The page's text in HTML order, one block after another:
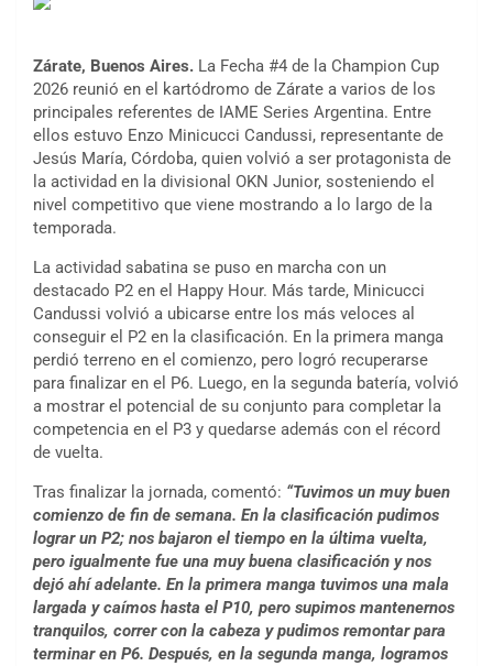
Zárate, Buenos Aires. La Fecha #4 de la Champion Cup
2026 reunió en el kartódromo de Zárate a varios de los
principales referentes de IAME Series Argentina. Entre
ellos estuvo Enzo Minicucci Candussi, representante de
Jesús María, Córdoba, quien volvió a ser protagonista de
la actividad en la divisional OKN Junior, sosteniendo el
nivel competitivo que viene mostrando a lo largo de la
temporada.
La actividad sabatina se puso en marcha con un
destacado P2 en el Happy Hour. Más tarde, Minicucci
Candussi volvió a ubicarse entre los más veloces al
conseguir el P2 en la clasificación. En la primera manga
perdió terreno en el comienzo, pero logró recuperarse
para finalizar en el P6. Luego, en la segunda batería, volvió
a mostrar el potencial de su conjunto para completar la
competencia en el P3 y quedarse además con el récord
de vuelta.
Tras finalizar la jornada, comentó: “Tuvimos un muy buen
comienzo de fin de semana. En la clasificación pudimos
lograr un P2; nos bajaron el tiempo en la última vuelta,
pero igualmente fue una muy buena clasificación y nos
dejó ahí adelante. En la primera manga tuvimos una mala
largada y caímos hasta el P10, pero supimos mantenernos
tranquilos, correr con la cabeza y pudimos remontar para
terminar en P6. Después, en la segunda manga, logramos